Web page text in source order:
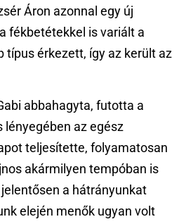
Áron azonnal egy új
fékbetétekkel is variált a
típus érkezett, így az került az
abbahagyta, futotta a
lényegében az egész
teljesítette, folyamatosan
akármilyen tempóban is
a hátrányunkat
elején menők ugyan volt